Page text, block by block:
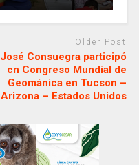
Older Post
José Consuegra participó
cn Congreso Mundial de
Geománica en Tucson –
Arizona – Estados Unidos